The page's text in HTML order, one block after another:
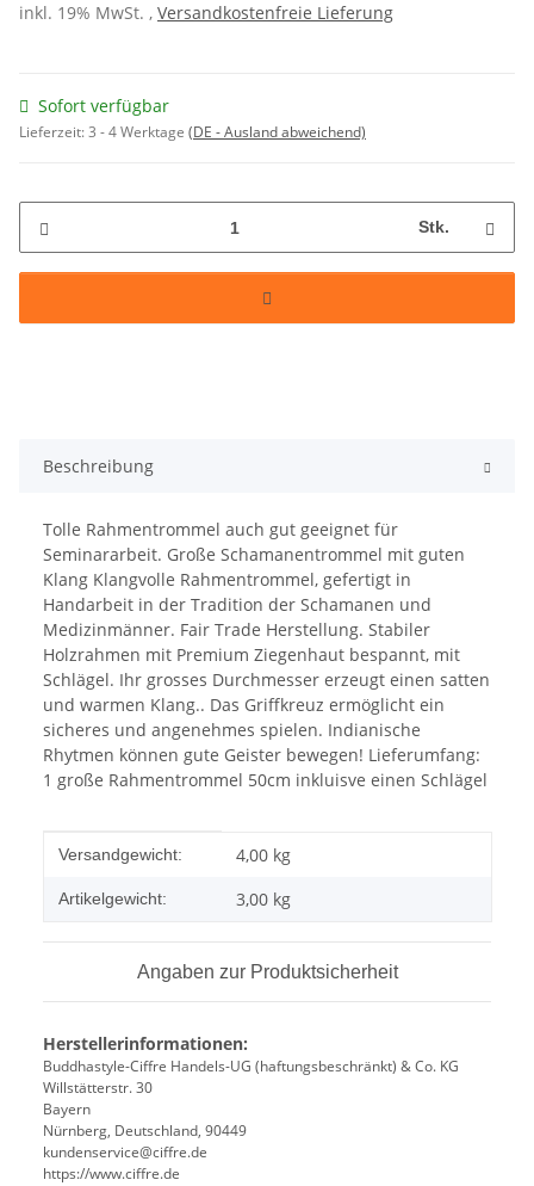
inkl. 19% MwSt. , Versandkostenfreie Lieferung
Sofort verfügbar
Lieferzeit:3 - 4 Werktage (DE - Ausland abweichend)
Stk.
Beschreibung
Tolle Rahmentrommel auch gut geeignet für
Seminararbeit. Große Schamanentrommel mit guten
Klang Klangvolle Rahmentrommel, gefertigt in
Handarbeit in der Tradition der Schamanen und
Medizinmänner. Fair Trade Herstellung. Stabiler
Holzrahmen mit Premium Ziegenhaut bespannt, mit
Schlägel. Ihr grosses Durchmesser erzeugt einen satten
und warmen Klang.. Das Griffkreuz ermöglicht ein
sicheres und angenehmes spielen. Indianische
Rhytmen können gute Geister bewegen! Lieferumfang:
1 große Rahmentrommel 50cm inkluisve einen Schlägel
Produkteigenschaft
Wert
Versandgewicht: 4,00 kg
Artikelgewicht: 3,00 kg
Angaben zur Produktsicherheit
Herstellerinformationen:
Buddhastyle-Ciffre Handels-UG (haftungsbeschränkt) & Co. KG
Willstätterstr. 30
Bayern
Nürnberg, Deutschland, 90449
kundenservice@ciffre.de
https://www.ciffre.de